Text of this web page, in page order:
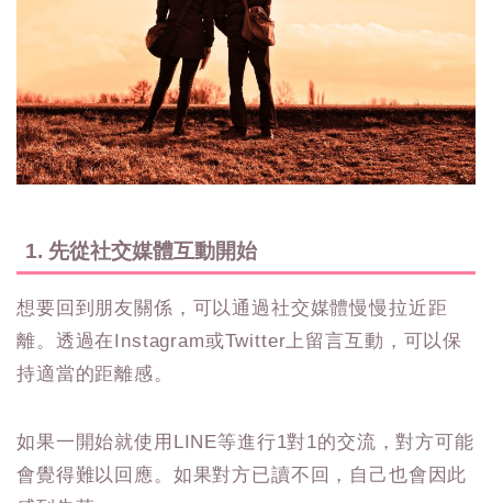
1. 先從社交媒體互動開始
想要回到朋友關係，可以通過社交媒體慢慢拉近距
離。透過在Instagram或Twitter上留言互動，可以保
持適當的距離感。
如果一開始就使用LINE等進行1對1的交流，對方可能
會覺得難以回應。如果對方已讀不回，自己也會因此